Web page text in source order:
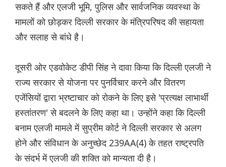
सकते हैं और एलजी भूमि, पुलिस और सार्वजनिक व्यवस्था के
मामलों को छोड़कर दिल्ली सरकार के मंत्रिपरिषद की सहायता
और सलाह से बांधे है।
दूसरी ओर एडवोकेट डीपी सिंह ने दावा किया कि दिल्ली एलजी ने
राज्य सरकार से योजना पर पुनर्विचार करने और वितरण
एजेंसियों द्वारा भ्रष्टाचार को रोकने के लिए इसे 'प्रत्यक्ष लाभार्थी
हस्तांतरण' से बदलने के लिए कहा था। उन्होंने कहा कि दिल्ली
बनाम एलजी मामले में सुप्रीम कोर्ट ने दिल्ली सरकार से अलग
होने और संविधान के अनुच्छेद 239AA(4) के तहत राष्ट्रपति
के संदर्भ में एलजी की शक्ति को मान्यता दी है।